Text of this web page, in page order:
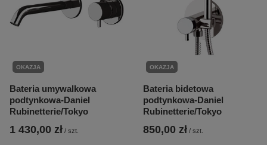
OKAZJA
Bateria umywalkowa
podtynkowa-Daniel
Rubinetterie/Tokyo
1 430,00 zł / szt.
OKAZJA
Bateria bidetowa
podtynkowa-Daniel
Rubinetterie/Tokyo
850,00 zł / szt.